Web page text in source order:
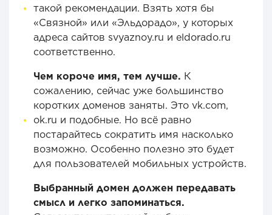
такой рекомендации. Взять хотя бы
«Связной» или «Эльдорадо», у которых
адреса сайтов svyaznoy.ru и eldorado.ru
соответственно.
Чем короче имя, тем лучше. К
сожалению, сейчас уже большинство
коротких доменов заняты. Это vk.com,
ok.ru и подобные. Но всё равно
постарайтесь сократить имя насколько
возможно. Особенно полезно это будет
для пользователей мобильных устройств.
Выбранный домен должен передавать
смысл и легко запоминаться.